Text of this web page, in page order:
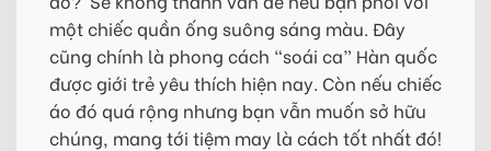
một chiếc quần ống suông sáng màu. Đây
cũng chính là phong cách “soái ca” Hàn quốc
được giới trẻ yêu thích hiện nay. Còn nếu chiếc
áo đó quá rộng nhưng bạn vẫn muốn sở hữu
chúng, mang tới tiệm may là cách tốt nhất đó!